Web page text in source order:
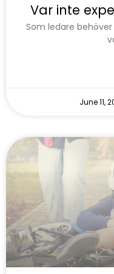
Var inte
Som ledare
June 11,